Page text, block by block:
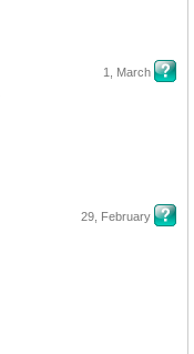
1, March
29, February